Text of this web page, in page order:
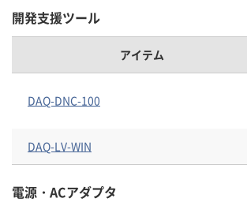
開発支援ツール
アイテム
DAQ-DNC-100
DAQ-LV-WIN
電源・ACアダプタ